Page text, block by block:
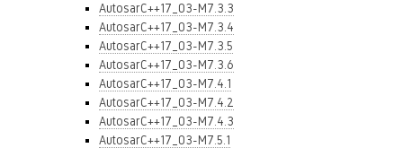
AutosarC++17_03-M7.3.3
AutosarC++17_03-M7.3.4
AutosarC++17_03-M7.3.5
AutosarC++17_03-M7.3.6
AutosarC++17_03-M7.4.1
AutosarC++17_03-M7.4.2
AutosarC++17_03-M7.4.3
AutosarC++17_03-M7.5.1